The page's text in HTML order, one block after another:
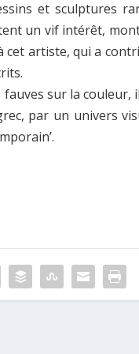
et sculptures
un vif intérêt,
artiste, qui a
sur la couleur,
par un univers